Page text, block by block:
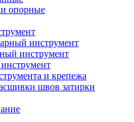
опорные
инструмент
инструмент
и крепежа
швов затирки